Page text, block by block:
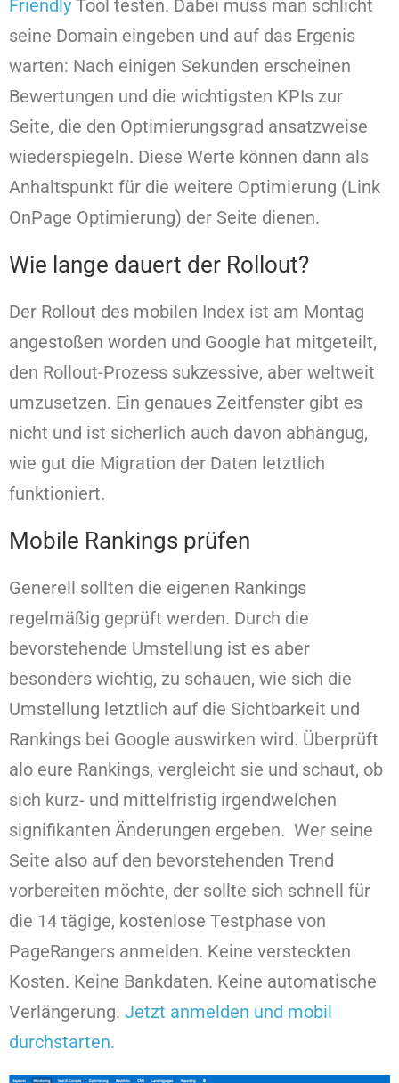
Friendly Tool testen. Dabei muss man schlicht
seine Domain eingeben und auf das Ergenis
warten: Nach einigen Sekunden erscheinen
Bewertungen und die wichtigsten KPIs zur
Seite, die den Optimierungsgrad ansatzweise
wiederspiegeln. Diese Werte können dann als
Anhaltspunkt für die weitere Optimierung (Link
OnPage Optimierung) der Seite dienen.
Wie lange dauert der Rollout?
Der Rollout des mobilen Index ist am Montag
angestoßen worden und Google hat mitgeteilt,
den Rollout-Prozess sukzessive, aber weltweit
umzusetzen. Ein genaues Zeitfenster gibt es
nicht und ist sicherlich auch davon abhängug,
wie gut die Migration der Daten letztlich
funktioniert.
Mobile Rankings prüfen
Generell sollten die eigenen Rankings
regelmäßig geprüft werden. Durch die
bevorstehende Umstellung ist es aber
besonders wichtig, zu schauen, wie sich die
Umstellung letztlich auf die Sichtbarkeit und
Rankings bei Google auswirken wird. Überprüft
alo eure Rankings, vergleicht sie und schaut, ob
sich kurz- und mittelfristig irgendwelchen
signifikanten Änderungen ergeben. Wer seine
Seite also auf den bevorstehenden Trend
vorbereiten möchte, der sollte sich schnell für
die 14 tägige, kostenlose Testphase von
PageRangers anmelden. Keine versteckten
Kosten. Keine Bankdaten. Keine automatische
Verlängerung. Jetzt anmelden und mobil
durchstarten.